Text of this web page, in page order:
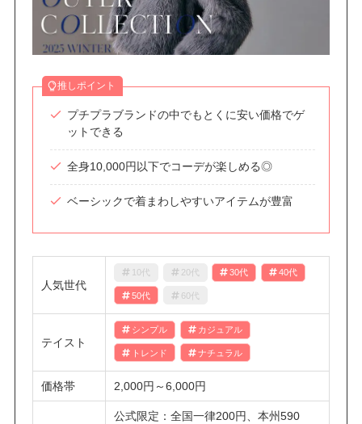
推しポイント
プチプラブランドの中でもとくに安い価格でゲ
ットできる
全身10,000円以下でコーデが楽しめる◎
ベーシックで着まわしやすいアイテムが豊富
人気世代
10代 20代 30代 40代
50代 60代
テイスト
シンプル カジュアル
トレンド ナチュラル
価格帯 2,000円～6,000円
公式限定：全国一律200円、本州590